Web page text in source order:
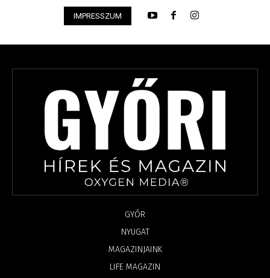
IMPRESSZUM
GYŐR
NYUGAT
MAGAZINJAINK
LIFE MAGAZIN